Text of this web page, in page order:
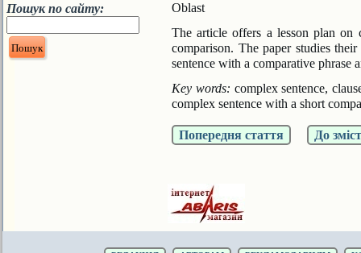
Пошук по сайту:
Oblast
The article offers a lesson plan on
comparison. The paper studies
sentence with a comparative phrase
Key words: complex sentence,
complex sentence with a short
Попередня стаття До